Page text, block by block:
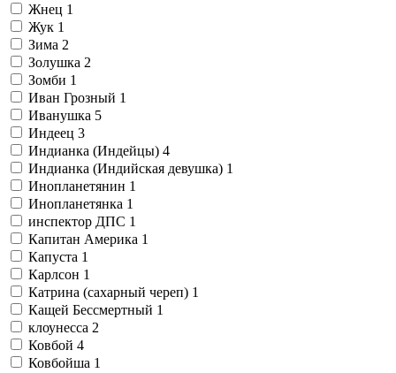
Жнец 1
Жук 1
Зима 2
Золушка 2
Зомби 1
Иван Грозный 1
Иванушка 5
Индеец 3
Индианка (Индейцы) 4
Индианка (Индийская девушка) 1
Инопланетянин 1
Инопланетянка 1
инспектор ДПС 1
Капитан Америка 1
Капуста 1
Карлсон 1
Катрина (сахарный череп) 1
Кащей Бессмертный 1
клоунесса 2
Ковбой 4
Ковбойша 1